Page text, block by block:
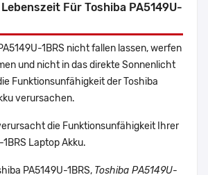
Für Toshiba PA5149U-
1BRS nicht fallen lassen, werfen
und nicht in das direkte Sonnenlicht
Funktionsunfähigkeit der Toshiba
verursachen.
die Funktionsunfähigkeit Ihrer
Laptop Akku.
PA5149U-1BRS, Toshiba PA5149U-